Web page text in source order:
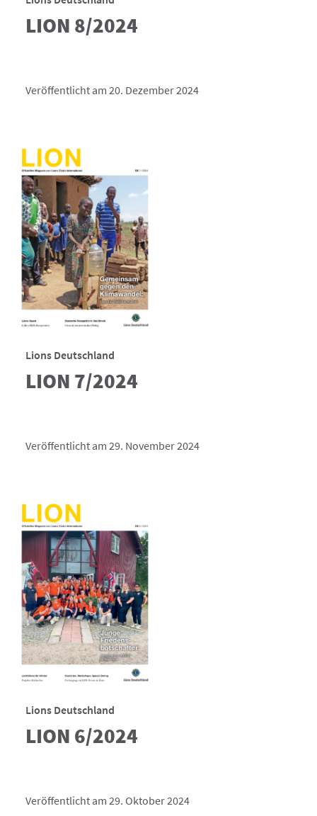
LION 8/2024
Veröffentlicht am 20. Dezember 2024
Lions Deutschland
LION 7/2024
Veröffentlicht am 29. November 2024
Lions Deutschland
LION 6/2024
Veröffentlicht am 29. Oktober 2024